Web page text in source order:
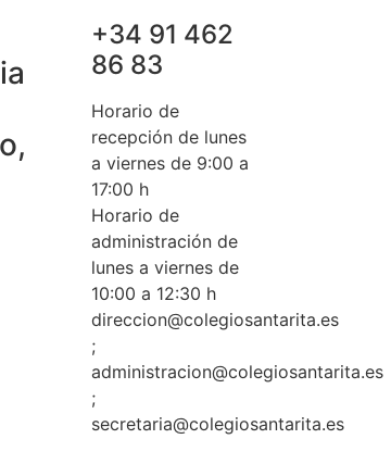
+34 91 462
86 83
Horario de
recepción de lunes
a viernes de 9:00 a
17:00 h
Horario de
administración de
lunes a viernes de
10:00 a 12:30 h
direccion@colegiosantarita.es
;
administracion@colegiosantarita.es
;
secretaria@colegiosantarita.es